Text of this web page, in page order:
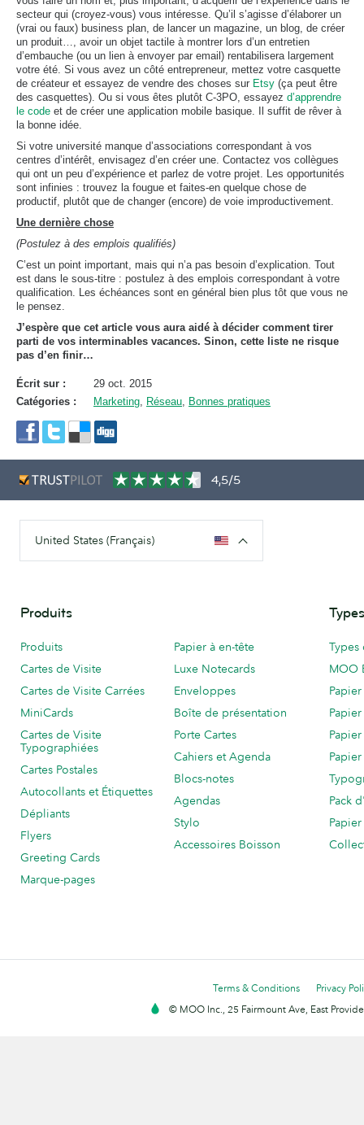
secteur qui (croyez-vous) vous intéresse. Qu’il s’agisse d’élaborer un
(vrai ou faux) business plan, de lancer un magazine, un blog, de créer
un produit…, avoir un objet tactile à montrer lors d’un entretien
d’embauche (ou un lien à envoyer par email) rentabilisera largement
votre été. Si vous avez un côté entrepreneur, mettez votre casquette
de créateur et essayez de vendre des choses sur Etsy (ça peut être
des casquettes). Ou si vous êtes plutôt C-3PO, essayez d’apprendre
le code et de créer une application mobile basique. Il suffit de rêver à
la bonne idée.
Si votre université manque d’associations correspondant à vos
centres d’intérêt, envisagez d’en créer une. Contactez vos collègues
qui ont un peu d’expérience et parlez de votre projet. Les opportunités
sont infinies : trouvez la fougue et faites-en quelque chose de
productif, plutôt que de changer (encore) de voie improductivement.
Une dernière chose
(Postulez à des emplois qualifiés)
C’est un point important, mais qui n’a pas besoin d’explication. Tout
est dans le sous-titre : postulez à des emplois correspondant à votre
qualification. Les échéances sont en général bien plus tôt que vous ne
le pensez.
J’espère que cet article vous aura aidé à décider comment tirer
parti de vos interminables vacances. Sinon, cette liste ne risque
pas d’en finir…
Écrit sur :
29 oct. 2015
Catégories :
Marketing, Réseau, Bonnes pratiques
4,5/5
United States (Français)
Produits
Produits
Cartes de Visite
Cartes de Visite Carrées
MiniCards
Cartes de Visite
Typographiées
Cartes Postales
Autocollants et Étiquettes
Dépliants
Flyers
Greeting Cards
Marque-pages
Papier à en-tête
Luxe Notecards
Enveloppes
Boîte de présentation
Porte Cartes
Cahiers et Agenda
Blocs-notes
Agendas
Stylo
Accessoires Boisson
MOO
Pack
Terms & Conditions
Privacy
© MOO Inc., 25 Fairmount Ave, East